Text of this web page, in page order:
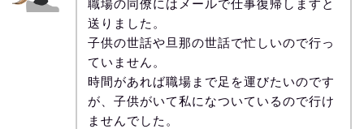
職場の同僚にはメールで仕事復帰しますと
送りました。
子供の世話や旦那の世話で忙しいので行っ
ていません。
時間があれば職場まで足を運びたいのです
が、子供がいて私になついているので行け
ませんでした。